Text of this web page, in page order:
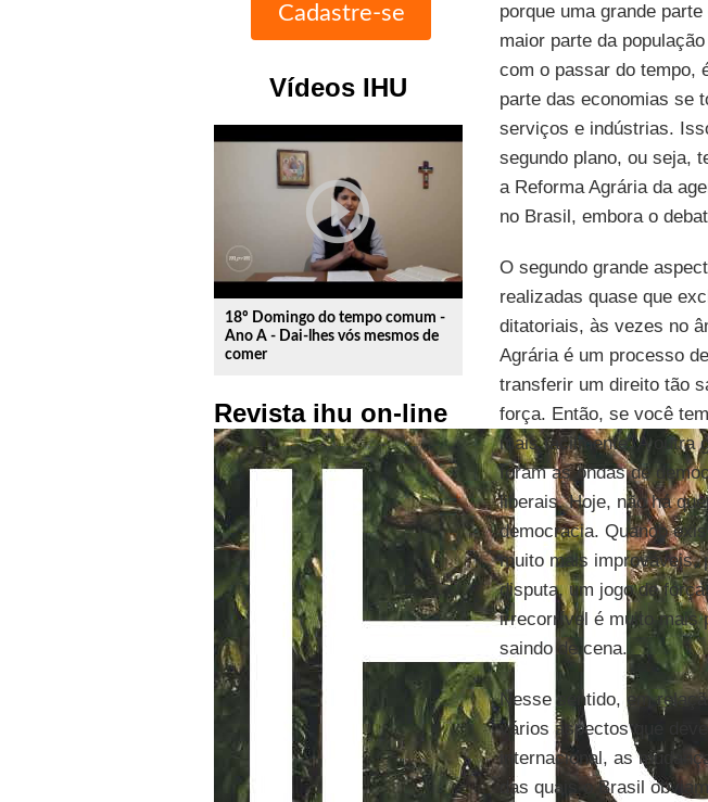
Vídeos IHU
play_circle_outline
18º Domingo do tempo comum -
Ano A - Dai-lhes vós mesmos de
comer
Revista ihu on-line
porque uma grande
maior parte da
com o passar do tempo,
parte das economias se
serviços e indústrias.
segundo plano, ou seja,
a Reforma Agrária da
no Brasil, embora o
O segundo grande
realizadas quase que
ditatoriais, às vezes no
Agrária é um processo
transferir um direito tão
força. Então, se você
mais facilmente. A outra
foram as ondas de
liberais. Hoje, não há
democracia. Quando
muito mais improváveis,
disputa, um jogo de
irrecorrível é muito mais
saindo de cena.
Nesse sentido, em
vários aspectos que
internacional, as
das quais o Brasil